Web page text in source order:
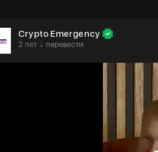
Crypto Emergency
2 лет · перевести